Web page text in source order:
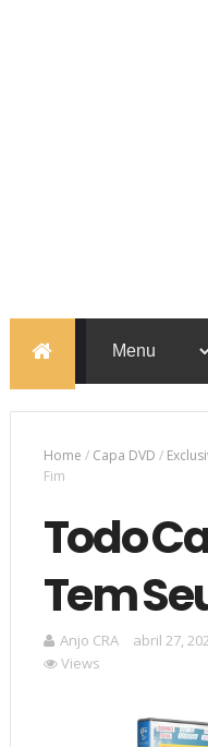
Home / Capa DVD /
Fim
Todo
Tem
Anjo CRA abril 27,
Views